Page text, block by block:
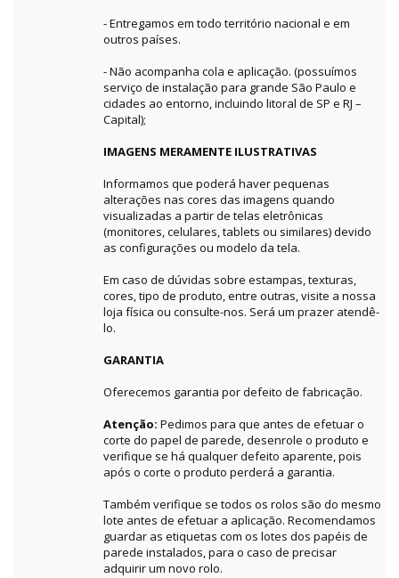
- Entregamos em todo território nacional e em
outros países.
- Não acompanha cola e aplicação. (possuímos
serviço de instalação para grande São Paulo e
cidades ao entorno, incluindo litoral de SP e RJ –
Capital);
IMAGENS MERAMENTE ILUSTRATIVAS
Informamos que poderá haver pequenas
alterações nas cores das imagens quando
visualizadas a partir de telas eletrônicas
(monitores, celulares, tablets ou similares) devido
as configurações ou modelo da tela.
Em caso de dúvidas sobre estampas, texturas,
cores, tipo de produto, entre outras, visite a nossa
loja física ou consulte-nos. Será um prazer atendê-
lo.
GARANTIA
Oferecemos garantia por defeito de fabricação.
Atenção: Pedimos para que antes de efetuar o
corte do papel de parede, desenrole o produto e
verifique se há qualquer defeito aparente, pois
após o corte o produto perderá a garantia.
Também verifique se todos os rolos são do mesmo
lote antes de efetuar a aplicação. Recomendamos
guardar as etiquetas com os lotes dos papéis de
parede instalados, para o caso de precisar
adquirir um novo rolo.